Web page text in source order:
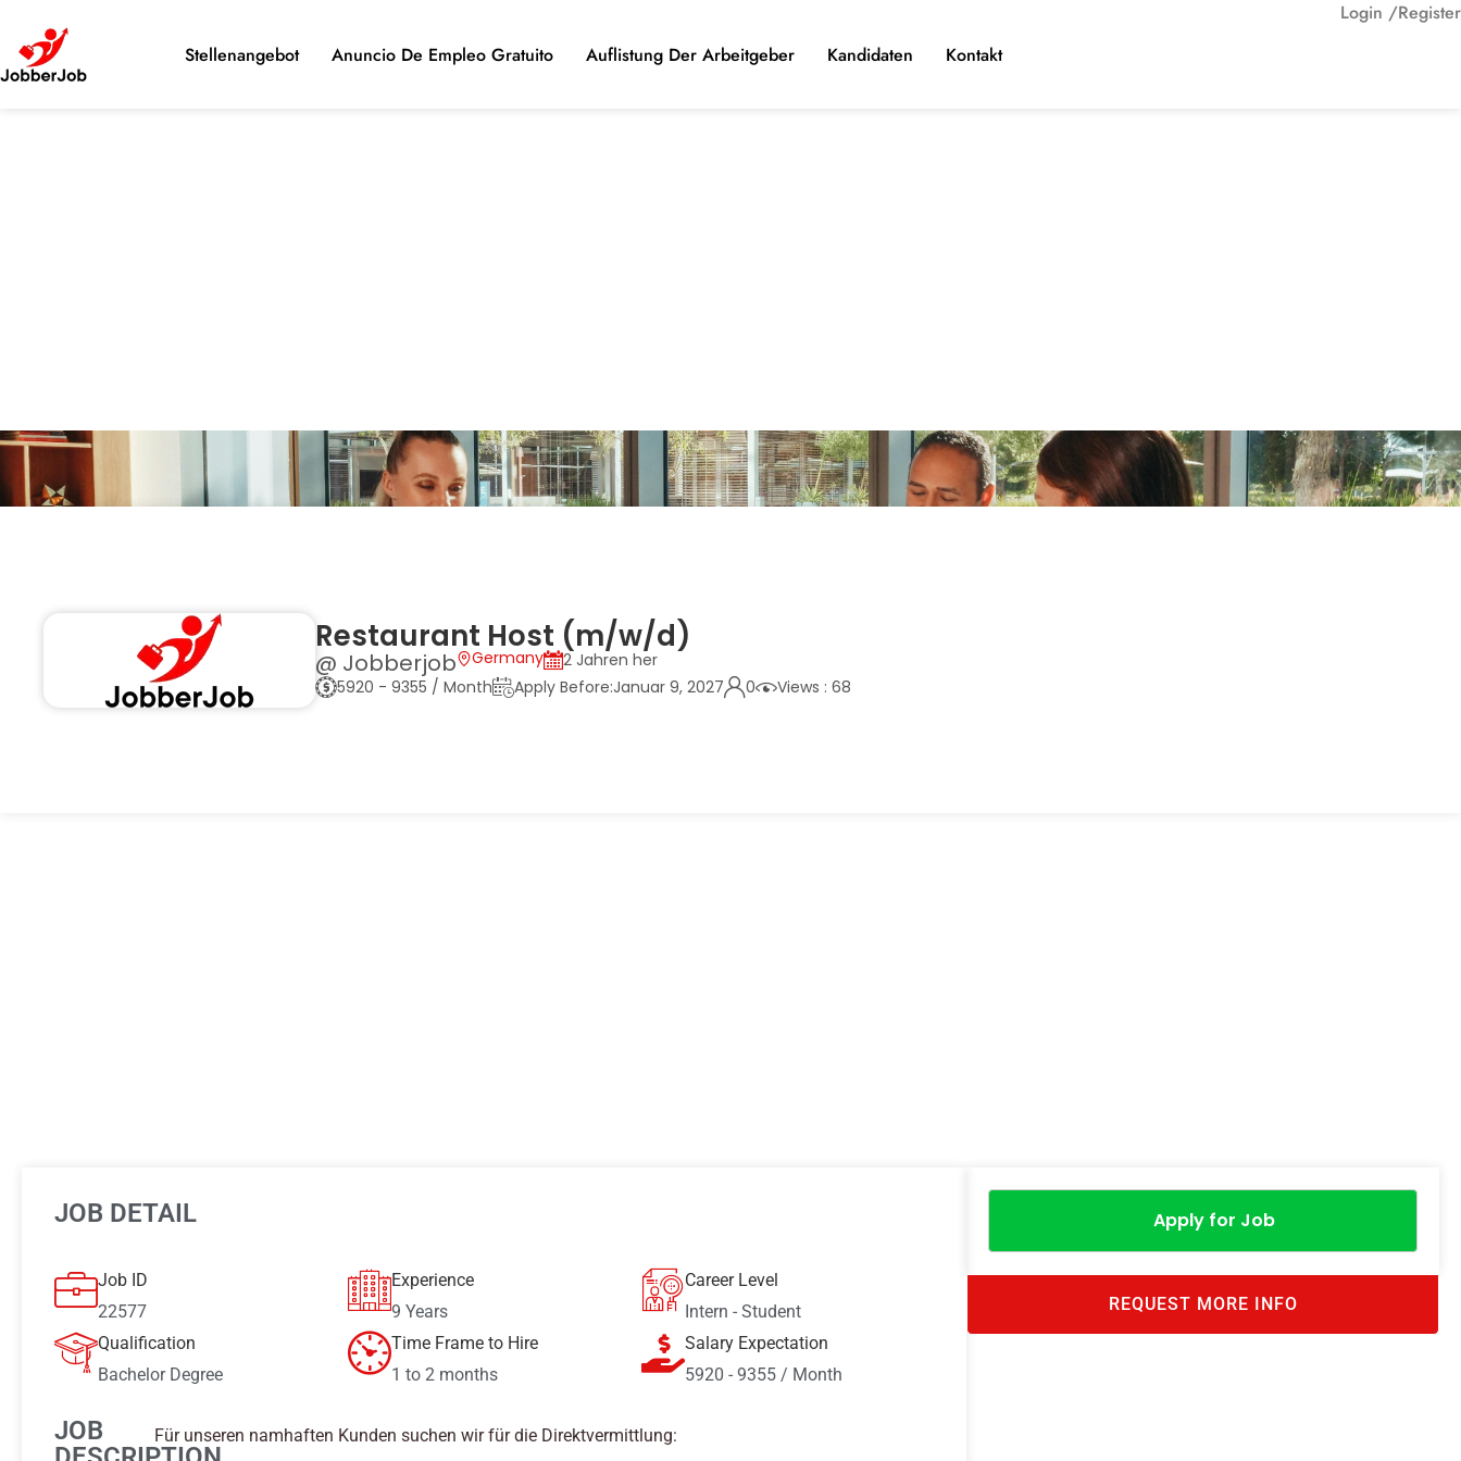
Stellenangebot Anuncio De Empleo Gratuito Auflistung Der Arbeitgeber Kandidaten Kontakt
Login /Register
Restaurant Host (m/w/d)
@ Jobberjob Germany
2 Jahren her
5920 - 9355 / Month
Apply Before:Januar 9, 2027 0 Views : 68
JOB DETAIL
Job ID
22577
Experience
9 Years
Career Level
Intern - Student
Qualification
Bachelor Degree
Time Frame to Hire
1 to 2 months
Salary Expectation
5920 - 9355 / Month
JOB
Für unseren namhaften Kunden suchen wir für die Direktvermittlung:
Apply for Job
REQUEST MORE INFO